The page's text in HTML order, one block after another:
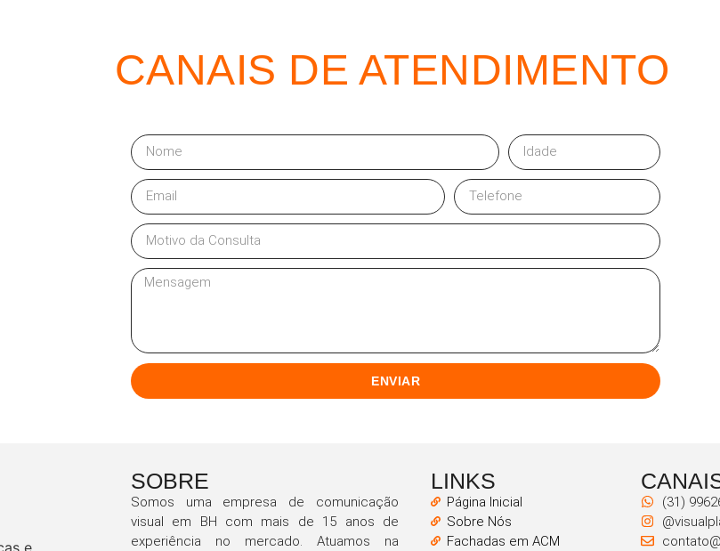
CANAIS DE ATENDIMENTO
ENVIAR
SOBRE
Somos uma empresa de comunicação
visual em BH com mais de 15 anos de
experiência no mercado. Atuamos na
LINKS
Página Inicial
Sobre Nós
Fachadas em ACM
(31)